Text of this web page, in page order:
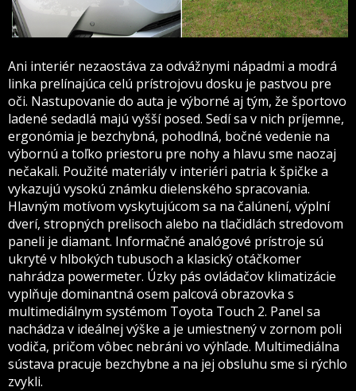
Ani interiér nezaostáva za odvážnymi nápadmi a modrá
linka prelínajúca celú prístrojovu dosku je pastvou pre
oči. Nastupovanie do auta je výborné aj tým, že športovo
ladené sedadlá majú vyšší posed. Sedí sa v nich príjemne,
ergonómia je bezchybná, pohodlná, bočné vedenie na
výbornú a toľko priestoru pre nohy a hlavu sme naozaj
nečakali. Použité materiály v interiéri patria k špičke a
vykazujú vysokú známku dielenského spracovania.
Hlavným motívom vyskytujúcom sa na čalúnení, výplní
dverí, stropných prelisoch alebo na tlačidlách stredovom
paneli je diamant. Informačné analógové prístroje sú
ukryté v hlbokých tubusoch a klasický otáčkomer
nahrádza powermeter. Úzky pás ovládačov klimatizácie
vyplňuje dominantná osem palcová obrazovka s
multimediálnym systémom Toyota Touch 2. Panel sa
nachádza v ideálnej výške a je umiestnený v zornom poli
vodiča, pričom vôbec nebráni vo výhľade. Multimediálna
sústava pracuje bezchybne a na jej obsluhu sme si rýchlo
zvykli.